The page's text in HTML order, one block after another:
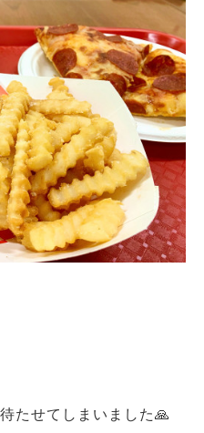
たせてしまいました🙏